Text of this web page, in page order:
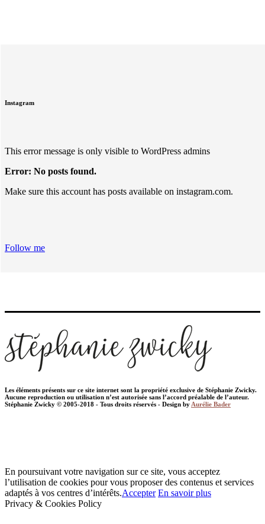
Instagram
This error message is only visible to WordPress admins
Error: No posts found.
Make sure this account has posts available on instagram.com.
Follow me
Les éléments présents sur ce site internet sont la propriété exclusive de Stéphanie Zwicky.
Aucune reproduction ou utilisation n’est autorisée sans l’accord préalable de l’auteur.
Stéphanie Zwicky © 2005-2018 - Tous droits réservés - Design byAurélie Bader
En poursuivant votre navigation sur ce site, vous acceptez
l’utilisation de cookies pour vous proposer des contenus et services
adaptés à vos centres d’intérêts.Accepter En savoir plus
Privacy & Cookies Policy